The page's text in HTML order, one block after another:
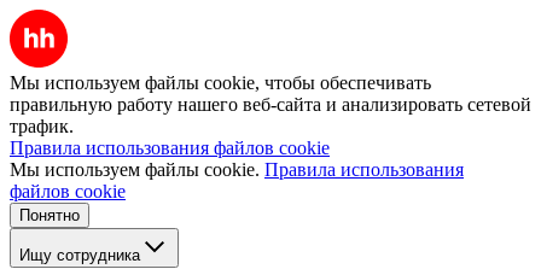
Мы используем файлы cookie, чтобы обеспечивать
правильную работу нашего веб-сайта и анализировать сетевой
трафик.
Правила использования файлов cookie
Мы используем файлы cookie. Правила использования
файлов cookie
Понятно
Ищу сотрудника